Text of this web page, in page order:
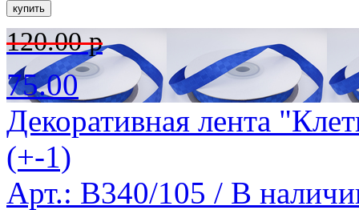
120.00 р
75.00
Декоративная лента
(+-1)
Арт.: B340/105 / В